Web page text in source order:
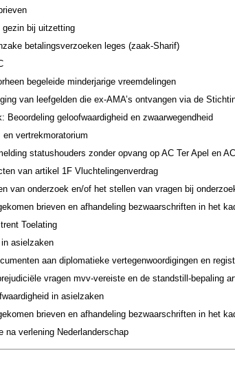
gezin bij uitzetting
betalingsverzoeken leges (zaak-Sharif)
begeleide minderjarige vreemdelingen
van leefgelden die ex-AMA’s ontvangen via de
Beoordeling geloofwaardigheid en zwaarwegendheid
vertrekmoratorium
statushouders zonder opvang op AC Ter Apel en
van artikel 1F Vluchtelingenverdrag
van onderzoek en/of het stellen van vragen bij
brieven en afhandeling bezwaarschriften in het
Toelating
asielzaken
aan diplomatieke vertegenwoordigingen en
vragen mvv-vereiste en de standstill-bepaling
in asielzaken
brieven en afhandeling bezwaarschriften in het
na verlening Nederlanderschap